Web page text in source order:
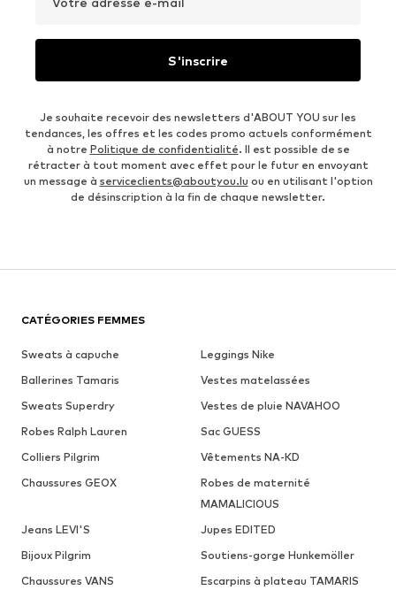
S'inscrire
Je souhaite recevoir des newsletters d'ABOUT YOU sur les
tendances, les offres et les codes promo actuels conformément
à notre Politique de confidentialité. Il est possible de se
rétracter à tout moment avec effet pour le futur en envoyant
un message à serviceclients@aboutyou.lu ou en utilisant l'option
de désinscription à la fin de chaque newsletter.
CATÉGORIES FEMMES
Sweats à capuche
Leggings Nike
Ballerines Tamaris
Vestes matelassées
Sweats Superdry
Vestes de pluie NAVAHOO
Robes Ralph Lauren
Sac GUESS
Colliers Pilgrim
Vêtements NA-KD
Chaussures GEOX
Robes de maternité
MAMALICIOUS
Jeans LEVI'S
Jupes EDITED
Bijoux Pilgrim
Soutiens-gorge Hunkemöller
Chaussures VANS
Escarpins à plateau TAMARIS